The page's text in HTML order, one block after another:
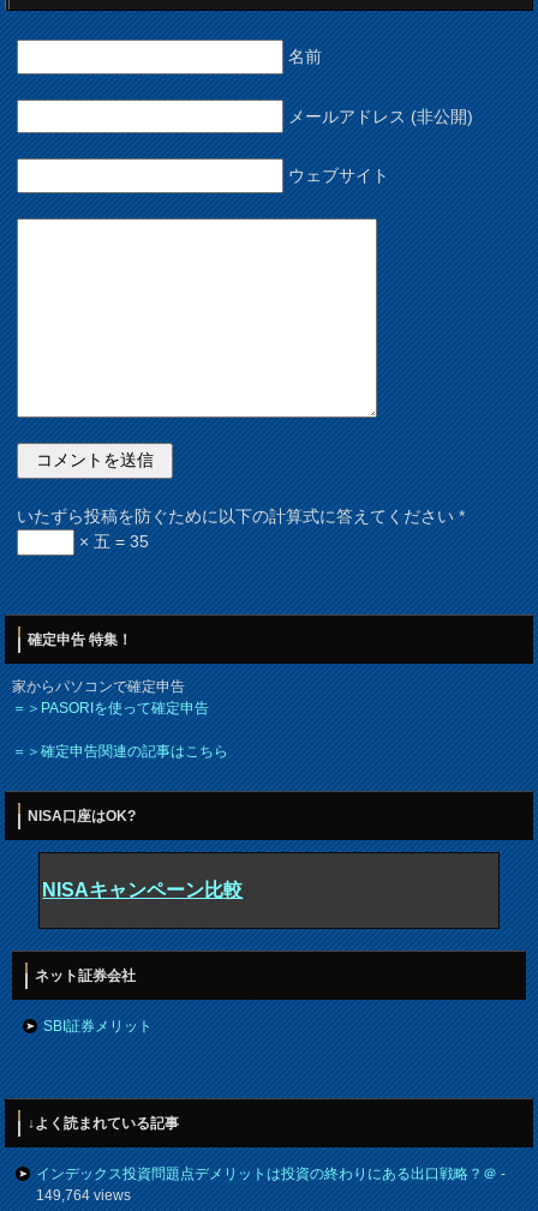
名前
メールアドレス (非公開)
ウェブサイト
いたずら投稿を防ぐために以下の計算式に答えてください*
× 五 = 35
確定申告 特集！
家からパソコンで確定申告
＝＞PASORIを使って確定申告
＝＞確定申告関連の記事はこちら
NISA口座はOK?
NISAキャンペーン比較
ネット証券会社
SBI証券メリット
↓よく読まれている記事
インデックス投資問題点デメリットは投資の終わりにある出口戦略？＠-
149,764 views